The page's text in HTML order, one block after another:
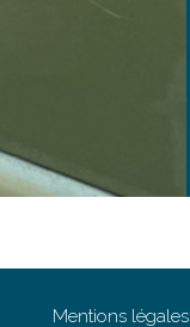
Mentions légales